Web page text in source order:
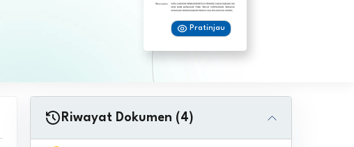
Penghargaan JDIH
Pratinjau
Riwayat Dokumen (4)